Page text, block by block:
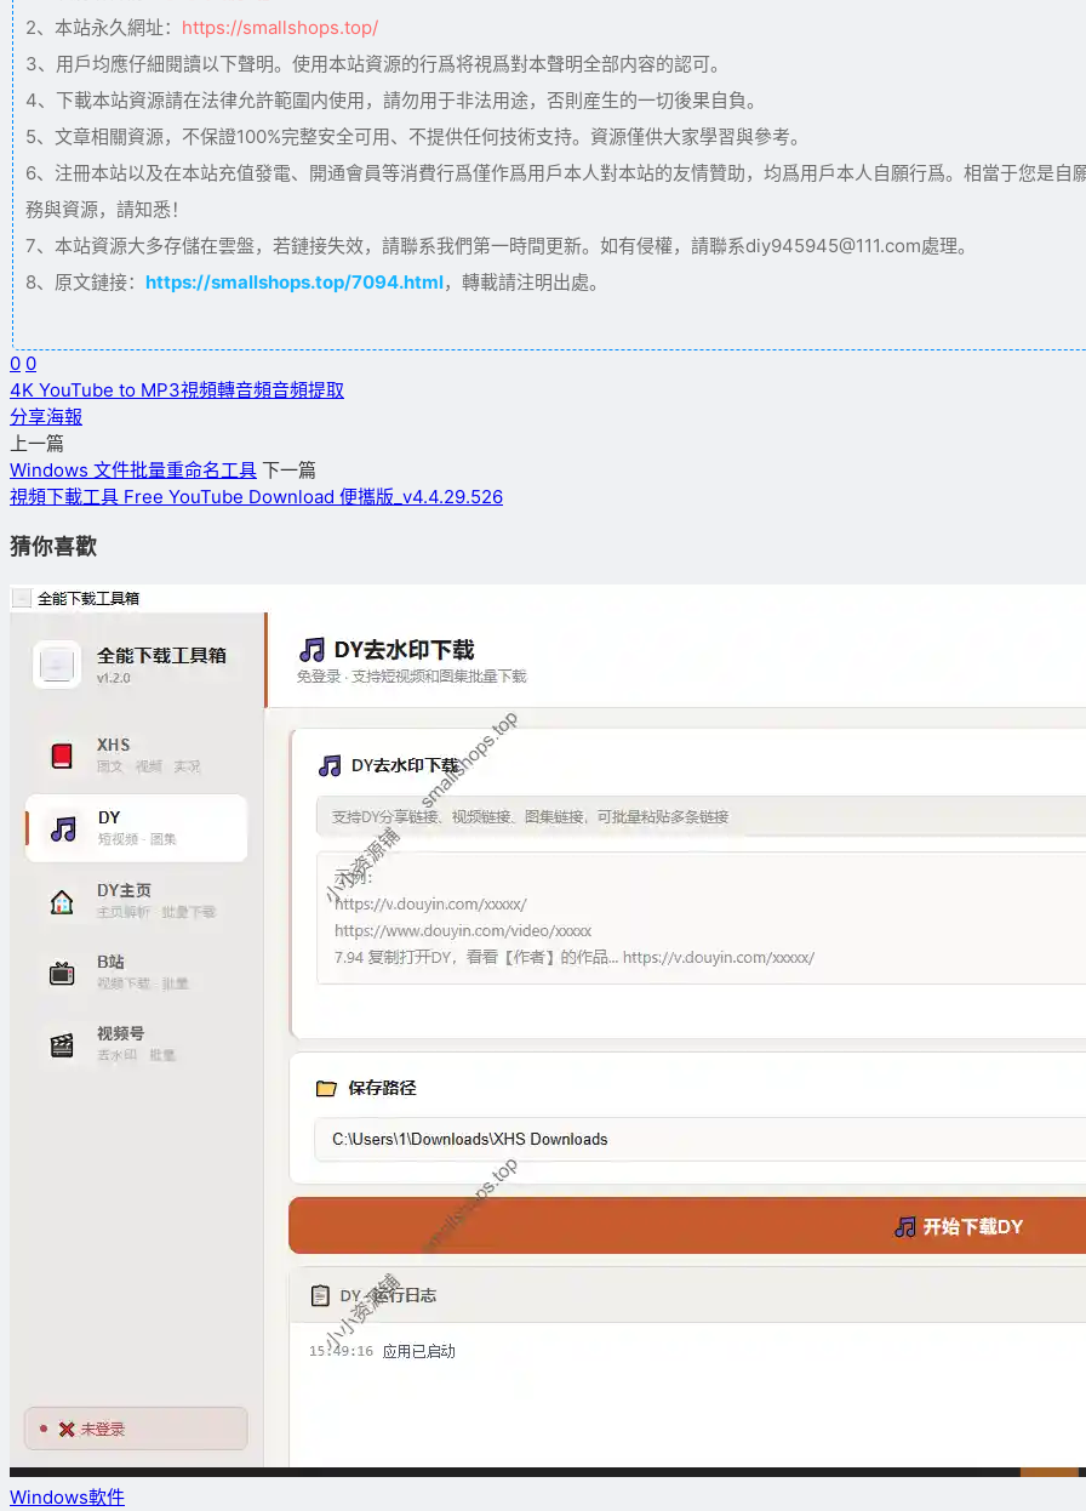
2、本站永久網址： https://smallshops.top/
3、用戶均應仔細閱讀以下聲明。使用本站資源的行爲将視爲對本聲明全部内容的認可。
4、下載本站資源請在法律允許範圍内使用，請勿用于非法用途，否則産生的一切後果自負。
5、文章相關資源，不保證100%完整安全可用、不提供任何技術支持。資源僅供大家學習與參考。
6、注冊本站以及在本站充值發電、開通會員等消費行爲僅作爲用戶本人對本站的友情贊助，均爲用戶本人自願行爲。相當于您是
務與資源，請知悉！
7、本站資源大多存儲在雲盤，若鏈接失效，請聯系我們第一時間更新。如有侵權，請聯系diy945945@111.com處理。
8、原文鏈接： https://smallshops.top/7094.html，轉載請注明出處。
0 0
4K YouTube to MP3視頻轉音頻音頻提取
分享海報
上一篇
Windows 文件批量重命名工具 下一篇
視頻下載工具 Free YouTube Download 便攜版_v4.4.29.526
猜你喜歡
Windows軟件